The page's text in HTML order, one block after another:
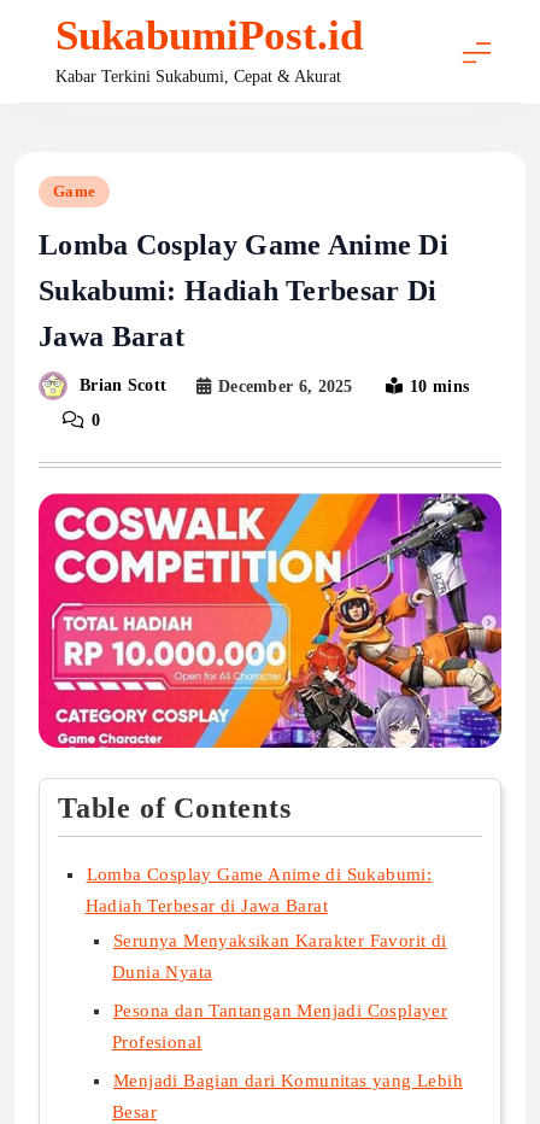
content
SukabumiPost.id
Kabar Terkini Sukabumi, Cepat & Akurat
Game
Lomba Cosplay Game Anime Di
Sukabumi: Hadiah Terbesar Di
Jawa Barat
Brian Scott December 6, 2025
10 mins
0
Table of Contents
Lomba Cosplay Game Anime di Sukabumi:
Hadiah Terbesar di Jawa Barat
Serunya Menyaksikan Karakter Favorit di
Dunia Nyata
Pesona dan Tantangan Menjadi Cosplayer
Profesional
Menjadi Bagian dari Komunitas yang Lebih
Besar